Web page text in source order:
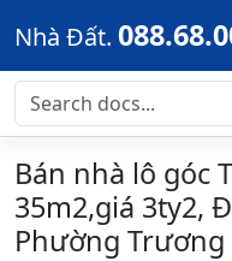
Skip to main content
Nhà Đất.
Bán nhà lô góc
35m2,giá 3ty2,
Phường